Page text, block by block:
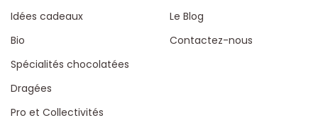
Idées cadeaux
Bio
Spécialités chocolatées
Dragées
Pro et Collectivités
Le Blog
Contactez-nous